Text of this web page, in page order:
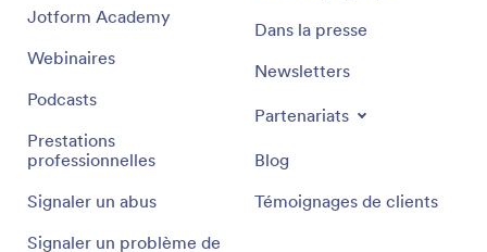
Jotform Academy
Webinaires
Podcasts
Prestations
professionnelles
Signaler un abus
Signaler un problème de
Dans la presse
Newsletters
Partenariats
Blog
Témoignages de clients